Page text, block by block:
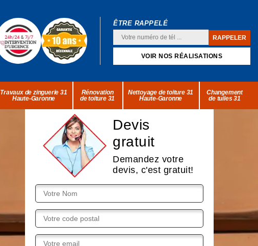
ÊTRE RAPPELÉ
VOIR NOS RÉALISATIONS
Travaux de zinguerie 31
Haute-Garonne
Rénovation
de toiture 31
Nettoyage de toiture 31
Haute-Garonne
Changement
de tuiles 31
Devis
gratuit
Demandez votre
devis, c'est gratuit!